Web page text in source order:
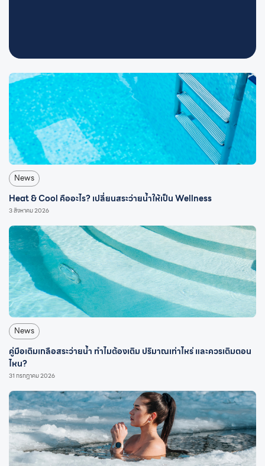
News
Heat & Cool คืออะไร? เปลี่ยนสระว่ายน้ำให้เป็น Wellness
3 สิงหาคม 2026
News
คู่มือเติมเกลือสระว่ายน้ำ ทำไมต้องเติม ปริมาณเท่าไหร่ และควรเติมตอน
ไหน?
31 กรกฎาคม 2026